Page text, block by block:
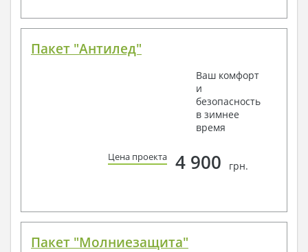
Пакет "Антилед"
Ваш комфорт
и
безопасность
в зимнее
время
Цена проекта 4 900 грн.
Пакет "Молниезащита"